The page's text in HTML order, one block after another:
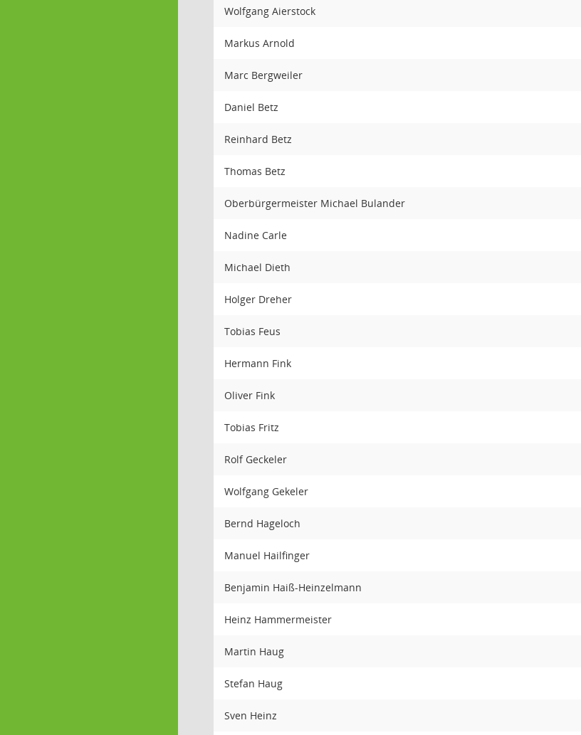
Wolfgang Aierstock
Markus Arnold
Marc Bergweiler
Daniel Betz
Reinhard Betz
Thomas Betz
Oberbürgermeister Michael Bulander
Nadine Carle
Michael Dieth
Holger Dreher
Tobias Feus
Hermann Fink
Oliver Fink
Tobias Fritz
Rolf Geckeler
Wolfgang Gekeler
Bernd Hageloch
Manuel Hailfinger
Benjamin Haiß-Heinzelmann
Heinz Hammermeister
Martin Haug
Stefan Haug
Sven Heinz